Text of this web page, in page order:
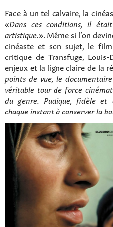
Face à un tel calvaire, la
«Dans ces conditions, il
artistique. ». Même si l’on
cinéaste et son sujet, le
critique de Transfuge, Louis-
enjeux et la ligne claire de la
points de vue, le
véritable tour de force
du genre. Pudique, fidèle et
chaque instant à conserver la